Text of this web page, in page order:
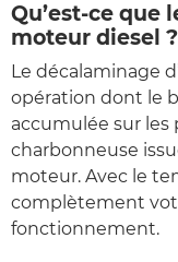
Qu’est-ce que
moteur diesel ?
Le décalaminage
opération dont le
accumulée sur les
charbonneuse
moteur. Avec le
complètement
fonctionnement.